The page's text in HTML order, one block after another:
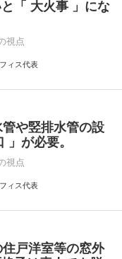
「 大火事 」にな
視点
ィス代表
や竪排水管の設
」が必要。
視点
ィス代表
戸洋室等の窓外